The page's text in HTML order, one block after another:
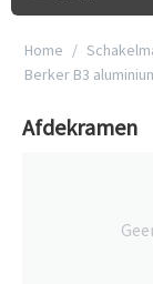
Home /
Berker B3
Afdekramen